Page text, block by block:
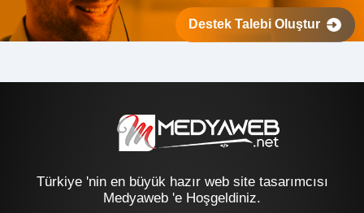
Destek Talebi Oluştur
Türkiye 'nin en büyük hazır web site tasarımcısı
Medyaweb 'e Hoşgeldiniz.